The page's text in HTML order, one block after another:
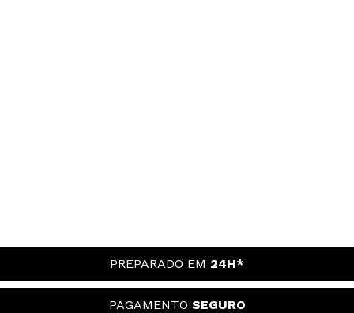
PREPARADO EM 24H*
PAGAMENTO SEGURO